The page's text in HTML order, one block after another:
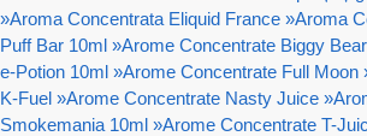
»Aroma Concentrata Eliquid France »Aroma
Puff Bar 10ml »Arome Concentrate Biggy Bear
e-Potion 10ml »Arome Concentrate Full Moon
K-Fuel »Arome Concentrate Nasty Juice »
Smokemania 10ml »Arome Concentrate T-